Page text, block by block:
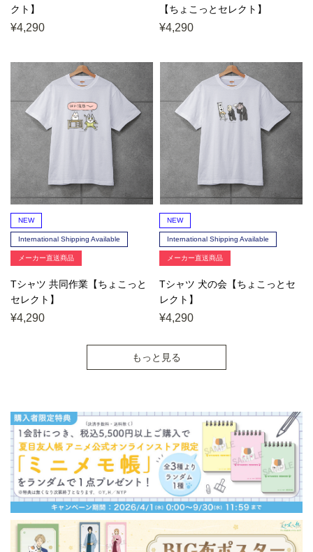
クト】
¥4,290
【ちょこっとセレクト】
¥4,290
NEW
International Shipping Available
メーカー直送商品
Tシャツ 共同作業【ちょこっと
セレクト】
¥4,290
NEW
International Shipping Available
メーカー直送商品
Tシャツ 犬の会【ちょこっとセ
レクト】
¥4,290
もっと見る